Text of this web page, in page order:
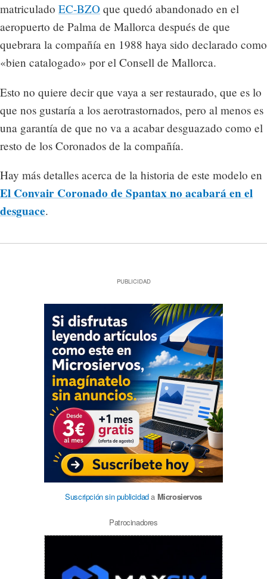
matriculado EC-BZO que quedó abandonado en el
aeropuerto de Palma de Mallorca después de que
quebrara la compañía en 1988 haya sido declarado como
«bien catalogado» por el Consell de Mallorca.
Esto no quiere decir que vaya a ser restaurado, que es lo
que nos gustaría a los aerotrastornados, pero al menos es
una garantía de que no va a acabar desguazado como el
resto de los Coronados de la compañía.
Hay más detalles acerca de la historia de este modelo en
El Convair Coronado de Spantax no acabará en el
desguace.
PUBLICIDAD
Suscripción sin publicidada Microsiervos
Patrocinadores